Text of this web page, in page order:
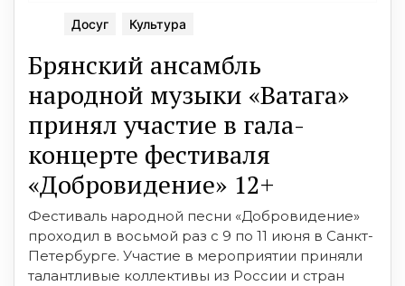
Досуг Культура
Брянский ансамбль
народной музыки «Ватага»
принял участие в гала-
концерте фестиваля
«Добровидение» 12+
Фестиваль народной песни «Добровидение»
проходил в восьмой раз с 9 по 11 июня в Санкт-
Петербурге. Участие в мероприятии приняли
талантливые коллективы из России и стран